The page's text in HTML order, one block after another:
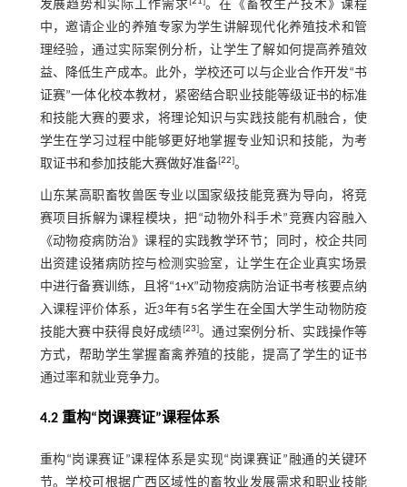
发展趋势和实际工作需求
。在《畜牧生产技术》课程
中，邀请企业的养殖专家为学生讲解现代化养殖技术和管
理经验，通过实际案例分析，让学生了解如何提高养殖效
益、降低生产成本。此外，学校还可以与企业合作开发“书
证赛”一体化校本教材，紧密结合职业技能等级证书的标准
和技能大赛的要求，将理论知识与实践技能有机融合，使
学生在学习过程中能够更好地掌握专业知识和技能，为考
取证书和参加技能大赛做好准备[22]。
山东某高职畜牧兽医专业以国家级技能竞赛为导向，将竞
赛项目拆解为课程模块，把“动物外科手术”竞赛内容融入
《动物疫病防治》课程的实践教学环节；同时，校企共同
出资建设猪病防控与检测实验室，让学生在企业真实场景
中进行备赛训练，且将“1+X”动物疫病防治证书考核要点纳
入课程评价体系，近3年有5名学生在全国大学生动物防疫
技能大赛中获得良好成绩[23]。通过案例分析、实践操作等
方式，帮助学生掌握畜禽养殖的技能，提高了学生的证书
通过率和就业竞争力。
4.2 重构“岗课赛证”课程体系
重构“岗课赛证”课程体系是实现“岗课赛证”融通的关键环
节。学校可根据广西区域性的畜牧业发展需求和职业技能